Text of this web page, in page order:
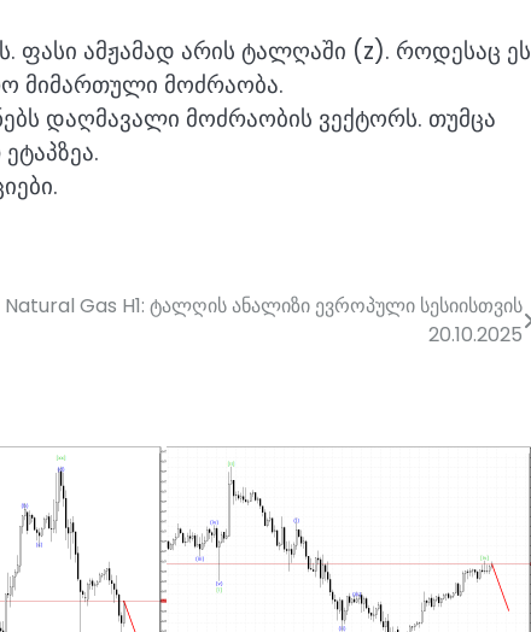
ფასი ამჟამად არის ტალღაში (z). როდესაც ეს
მიმართული მოძრაობა.
დაღმავალი მოძრაობის ვექტორს. თუმცა
Natural Gas H1: ტალღის ანალიზი ევროპული სესიისთვის
20.10.2025